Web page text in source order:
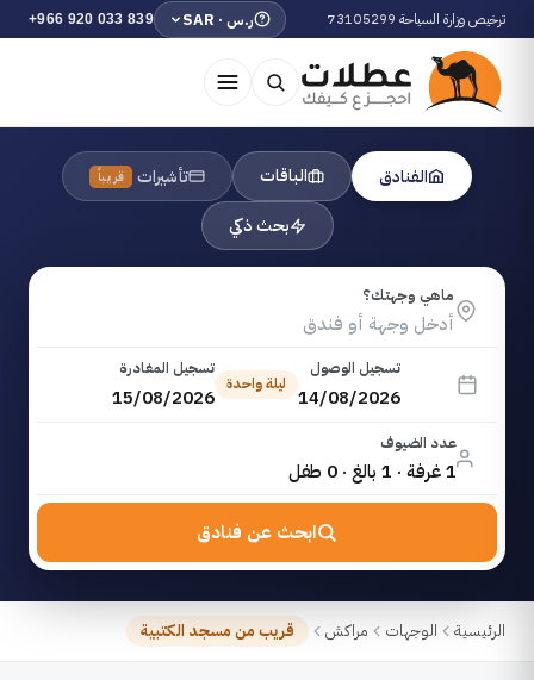
ترخيص وزارة السياحة 73105299 ر.س · SAR +966 920 033 839
الفنادق الباقات تأشيرات قريباً
بحث ذكي
ماهي وجهتك؟
تسجيل الوصول
14/08/2026
ليلة واحدة
تسجيل المغادرة
15/08/2026
عدد الضيوف
1 غرفة · 1 بالغ · 0 طفل
ابحث عن فنادق
الرئيسية الوجهات مراكش قريب من مسجد الكتبية